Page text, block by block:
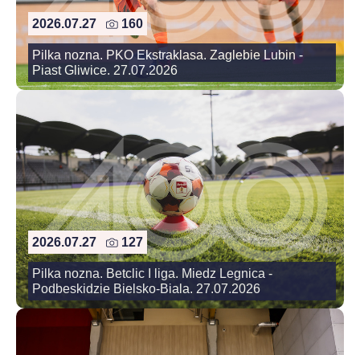
2026.07.27 160
Pilka nozna. PKO Ekstraklasa. Zaglebie Lubin -
Piast Gliwice. 27.07.2026
2026.07.27 127
Pilka nozna. Betclic I liga. Miedz Legnica -
Podbeskidzie Bielsko-Biala. 27.07.2026